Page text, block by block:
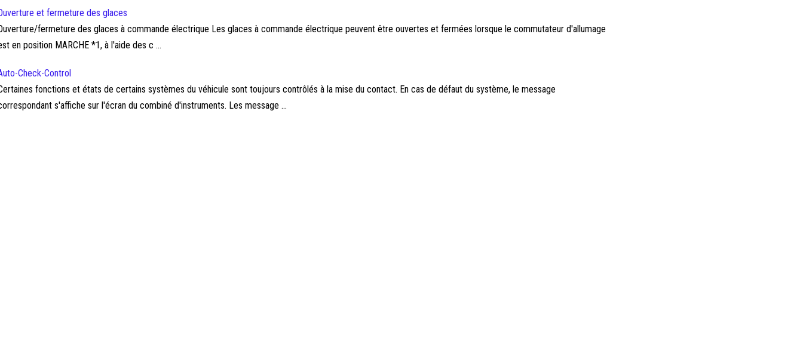
et fermeture des glaces
fermeture des glaces à commande électrique Les glaces à commande électrique peuvent être ouvertes et fermées lorsque le commutateur d'allumage
en position MARCHE *1, à l'aide des c ...
Check-Control
fonctions et états de certains systèmes du véhicule sont toujours contrôlés à la mise du contact. En cas de défaut du système, le message
s'affiche sur l'écran du combiné d'instruments. Les message ...